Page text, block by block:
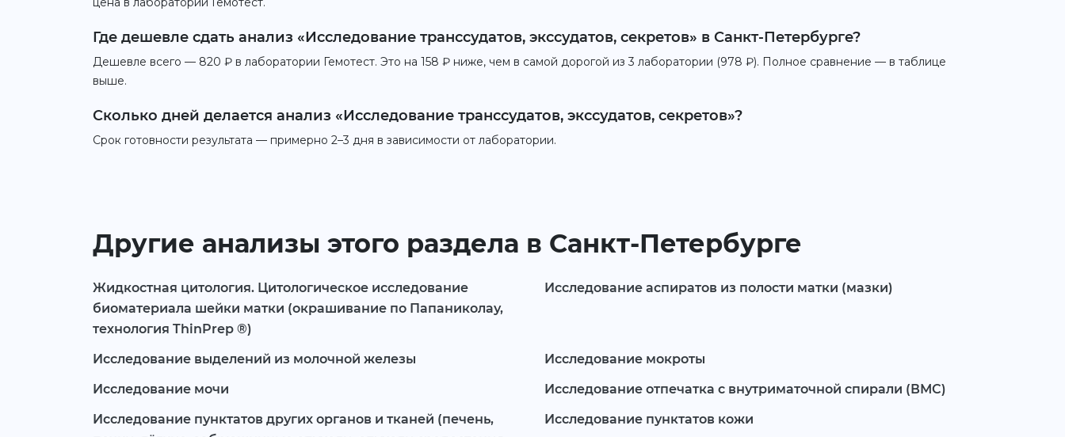
Где дешевле сдать анализ «Исследование транссудатов, экссудатов, секретов» в Санкт-Петербурге?
Дешевле всего — 820 ₽ в лаборатории Гемотест. Это на 158 ₽ ниже, чем в самой дорогой из 3 лаборатории (978 ₽). Полное сравнение — в таблице
выше.
Сколько дней делается анализ «Исследование транссудатов, экссудатов, секретов»?
Срок готовности результата — примерно 2–3 дня в зависимости от лаборатории.
Другие анализы этого раздела в Санкт-Петербурге
Жидкостная цитология. Цитологическое исследование
биоматериала шейки матки (окрашивание по Папаниколау,
технология ThinPrep ®)
Исследование аспиратов из полости матки (мазки)
Исследование выделений из молочной железы
Исследование мокроты
Исследование мочи
Исследование отпечатка с внутриматочной спирали (ВМС)
Исследование пунктатов других органов и тканей (печень,
Исследование пунктатов кожи